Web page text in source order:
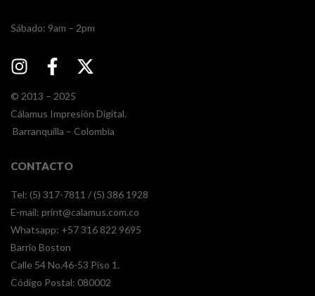
​​Sábado: 9am – 2pm
© 2013 – 2025
Cálamus Impresión Digital.
Barranquilla – Colombia
CONTACTO
Tel: (5) 317-7811 / (5) 386 1928
E-mail: print@calamus.com.co
Whatsapp: +57 316 822 9695
Barrio Boston
Calle 54 No.46-53 Piso 1.
Código Postal: 080002